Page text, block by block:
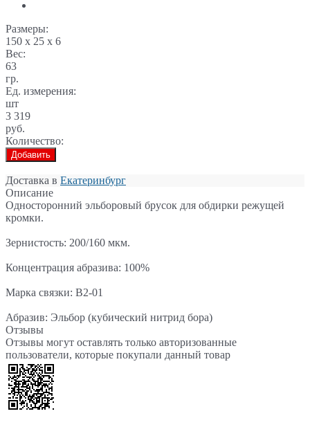
Размеры:
150 x 25 x 6
Вес:
63
гр.
Ед. измерения:
шт
3 319
руб.
Количество:
Добавить
Доставка в Екатеринбург
Описание
Односторонний эльборовый брусок для обдирки режущей
кромки.
Зернистость: 200/160 мкм.
Концентрация абразива: 100%
Марка связки: В2-01
Абразив: Эльбор (кубический нитрид бора)
Отзывы
Отзывы могут оставлять только авторизованные
пользователи, которые покупали данный товар